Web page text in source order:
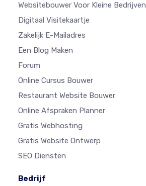
Websitebouwer Voor Kleine Bedrijven
Digitaal Visitekaartje
Zakelijk E-Mailadres
Een Blog Maken
Forum
Online Cursus Bouwer
Restaurant Website Bouwer
Online Afspraken Planner
Gratis Webhosting
Gratis Website Ontwerp
SEO Diensten
Bedrijf